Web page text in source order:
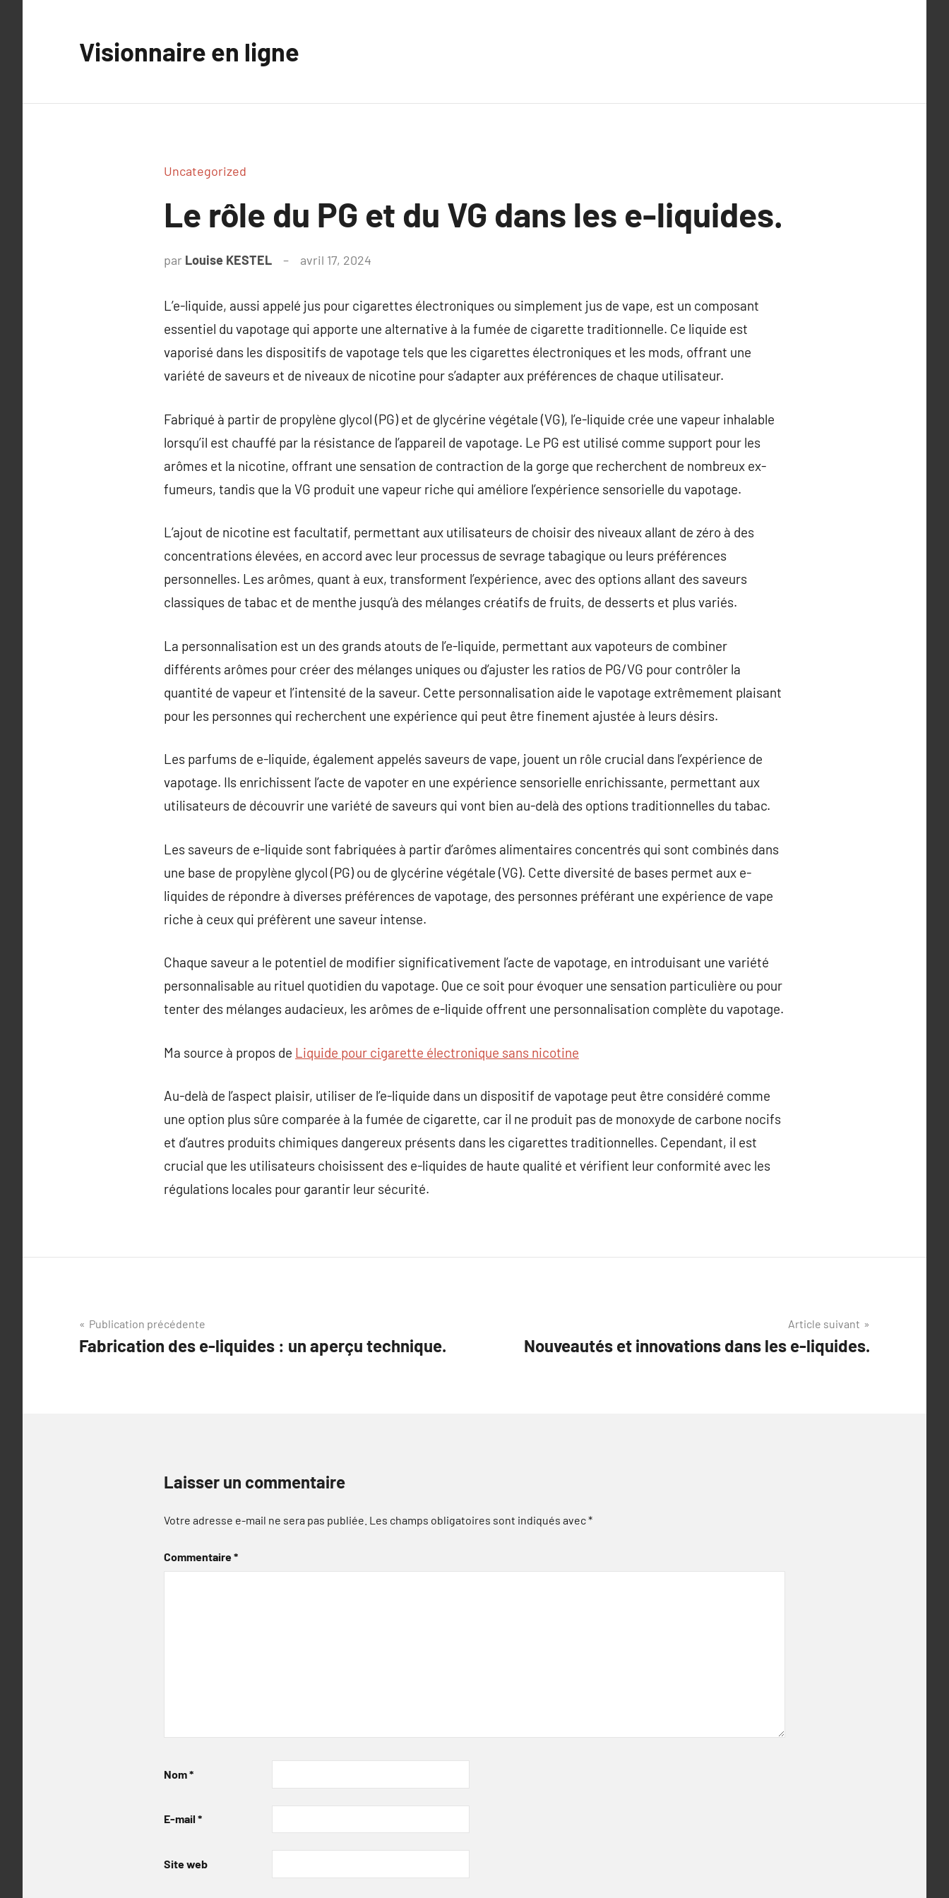
Visionnaire en ligne
Uncategorized
Le rôle du PG et du VG dans les e-liquides.
par Louise KESTEL avril 17, 2024
L’e-liquide, aussi appelé jus pour cigarettes électroniques ou simplement jus de vape, est un composant
essentiel du vapotage qui apporte une alternative à la fumée de cigarette traditionnelle. Ce liquide est
vaporisé dans les dispositifs de vapotage tels que les cigarettes électroniques et les mods, offrant une
variété de saveurs et de niveaux de nicotine pour s’adapter aux préférences de chaque utilisateur.
Fabriqué à partir de propylène glycol (PG) et de glycérine végétale (VG), l’e-liquide crée une vapeur inhalable
lorsqu’il est chauffé par la résistance de l’appareil de vapotage. Le PG est utilisé comme support pour les
arômes et la nicotine, offrant une sensation de contraction de la gorge que recherchent de nombreux ex-
fumeurs, tandis que la VG produit une vapeur riche qui améliore l’expérience sensorielle du vapotage.
L’ajout de nicotine est facultatif, permettant aux utilisateurs de choisir des niveaux allant de zéro à des
concentrations élevées, en accord avec leur processus de sevrage tabagique ou leurs préférences
personnelles. Les arômes, quant à eux, transforment l’expérience, avec des options allant des saveurs
classiques de tabac et de menthe jusqu’à des mélanges créatifs de fruits, de desserts et plus variés.
La personnalisation est un des grands atouts de l’e-liquide, permettant aux vapoteurs de combiner
différents arômes pour créer des mélanges uniques ou d’ajuster les ratios de PG/VG pour contrôler la
quantité de vapeur et l’intensité de la saveur. Cette personnalisation aide le vapotage extrêmement plaisant
pour les personnes qui recherchent une expérience qui peut être finement ajustée à leurs désirs.
Les parfums de e-liquide, également appelés saveurs de vape, jouent un rôle crucial dans l’expérience de
vapotage. Ils enrichissent l’acte de vapoter en une expérience sensorielle enrichissante, permettant aux
utilisateurs de découvrir une variété de saveurs qui vont bien au-delà des options traditionnelles du tabac.
Les saveurs de e-liquide sont fabriquées à partir d’arômes alimentaires concentrés qui sont combinés dans
une base de propylène glycol (PG) ou de glycérine végétale (VG). Cette diversité de bases permet aux e-
liquides de répondre à diverses préférences de vapotage, des personnes préférant une expérience de vape
riche à ceux qui préfèrent une saveur intense.
Chaque saveur a le potentiel de modifier significativement l’acte de vapotage, en introduisant une variété
personnalisable au rituel quotidien du vapotage. Que ce soit pour évoquer une sensation particulière ou pour
tenter des mélanges audacieux, les arômes de e-liquide offrent une personnalisation complète du vapotage.
Ma source à propos de Liquide pour cigarette électronique sans nicotine
Au-delà de l’aspect plaisir, utiliser de l’e-liquide dans un dispositif de vapotage peut être considéré comme
une option plus sûre comparée à la fumée de cigarette, car il ne produit pas de monoxyde de carbone nocifs
et d’autres produits chimiques dangereux présents dans les cigarettes traditionnelles. Cependant, il est
crucial que les utilisateurs choisissent des e-liquides de haute qualité et vérifient leur conformité avec les
régulations locales pour garantir leur sécurité.
Navigation
de
Publication précédente
Fabrication des e-liquides : un aperçu technique.
Article suivant
Nouveautés et innovations dans les e-liquides.
Laisser un commentaire
Votre adresse e-mail ne sera pas publiée. Les champs obligatoires sont indiqués avec*
Commentaire*
Nom*
E-mail *
Site web